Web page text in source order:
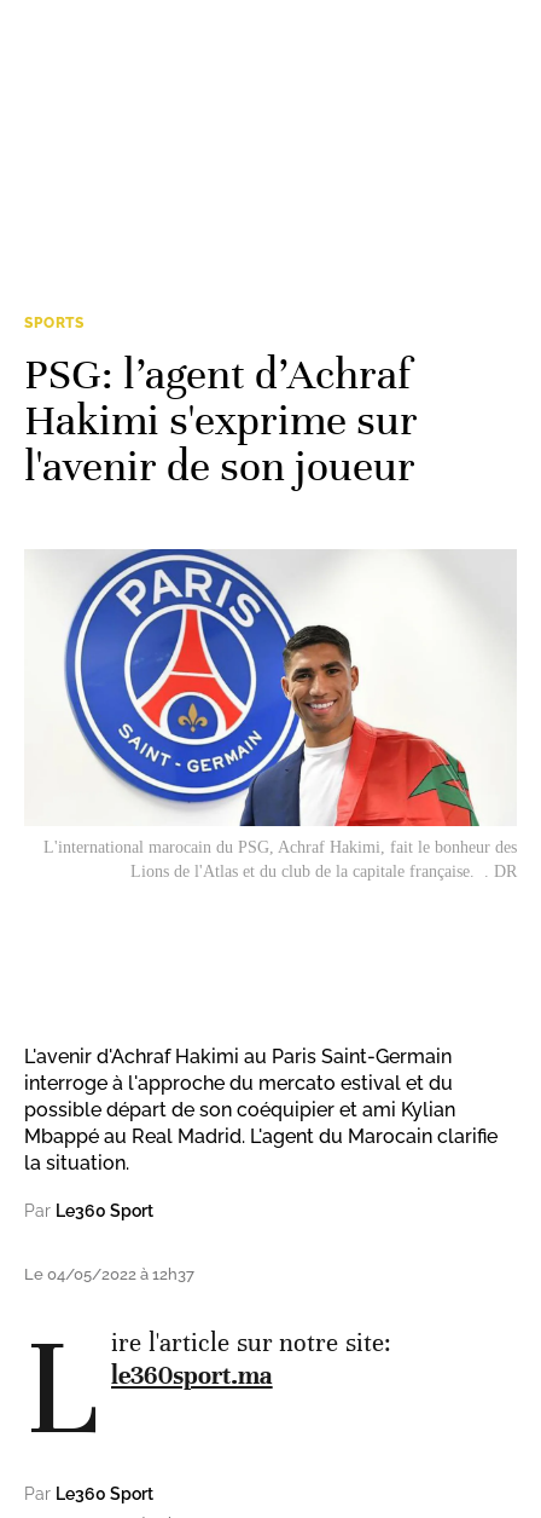
SPORTS
PSG: l’agent d’Achraf
Hakimi s'exprime sur
l'avenir de son joueur
L'international marocain du PSG, Achraf Hakimi, fait le bonheur des
Lions de l'Atlas et du club de la capitale française. . DR
L'avenir d'Achraf Hakimi au Paris Saint-Germain
interroge à l'approche du mercato estival et du
possible départ de son coéquipier et ami Kylian
Mbappé au Real Madrid. L'agent du Marocain clarifie
la situation.
Par Le360 Sport
Le 04/05/2022 à 12h37
L ire l'article sur notre site:
le360sport.ma
Par Le360 Sport